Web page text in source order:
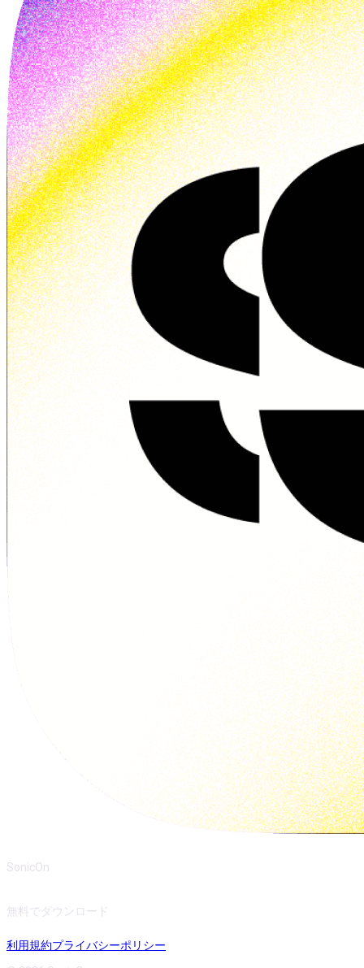
SonicOn
無料でダウンロード
利用規約プライバシーポリシー